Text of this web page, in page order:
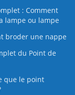
: Comment
lampe ou lampe
broder une nappe
du Point de
que le point